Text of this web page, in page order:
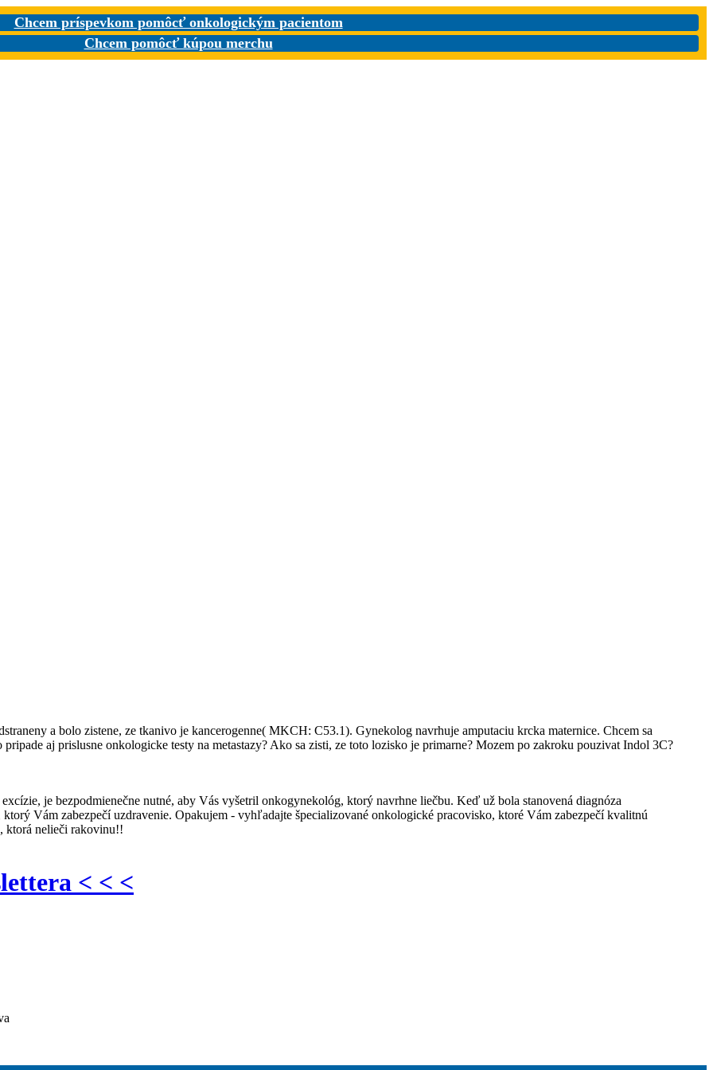
Chcem príspevkom pomôcť onkologickým pacientom
Chcem pomôcť kúpou merchu
a bolo zistene, ze tkanivo je kancerogenne( MKCH: C53.1). Gynekolog navrhuje amputaciu krcka maternice. Chcem sa
aj prislusne onkologicke testy na metastazy? Ako sa zisti, ze toto lozisko je primarne? Mozem po zakroku pouzivat Indol 3C?
je bezpodmienečne nutné, aby Vás vyšetril onkogynekológ, ktorý navrhne liečbu. Keď už bola stanovená diagnóza
Vám zabezpečí uzdravenie. Opakujem - vyhľadajte špecializované onkologické pracovisko, ktoré Vám zabezpečí kvalitnú
ktorá nelieči rakovinu!!
< < <